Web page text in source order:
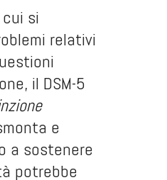
si
relativi
il DSM-5
e
a sostenere
potrebbe